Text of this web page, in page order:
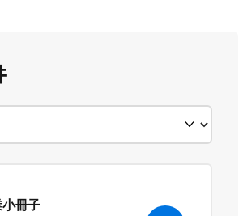
冊子